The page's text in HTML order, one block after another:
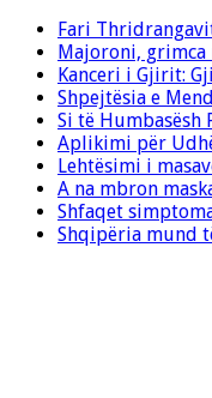
Fari
Majoroni, grimca
Kanceri i Gjirit:
Shpejtësia e
Si të Humbasësh
Aplikimi për
Lehtësimi i
A na mbron
Shfaqet
Shqipëria mund